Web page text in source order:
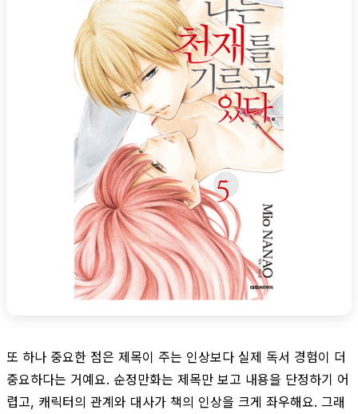
또 하나 중요한 점은 제목이 주는 인상보다 실제 독서 경험이 더
중요하다는 거예요. 순정만화는 제목만 보고 내용을 단정하기 어
렵고, 캐릭터의 관계와 대사가 책의 인상을 크게 좌우해요. 그래